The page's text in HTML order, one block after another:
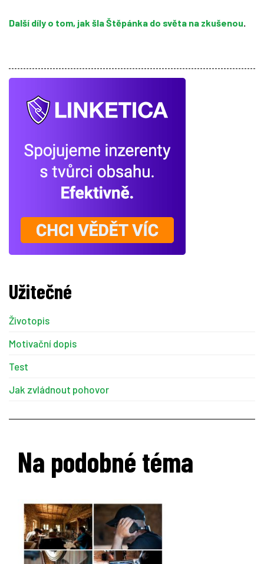
Další díly o tom, jak šla Štěpánka do světa na zkušenou
Užitečné
Životopis
Motivační dopis
Test
Jak zvládnout pohovor
Na podobné téma